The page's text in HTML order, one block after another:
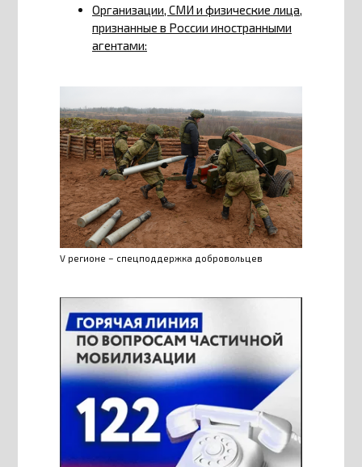
Организации, СМИ и физические лица,
признанные в России иностранными
агентами:
V регионе – спецподдержка добровольцев